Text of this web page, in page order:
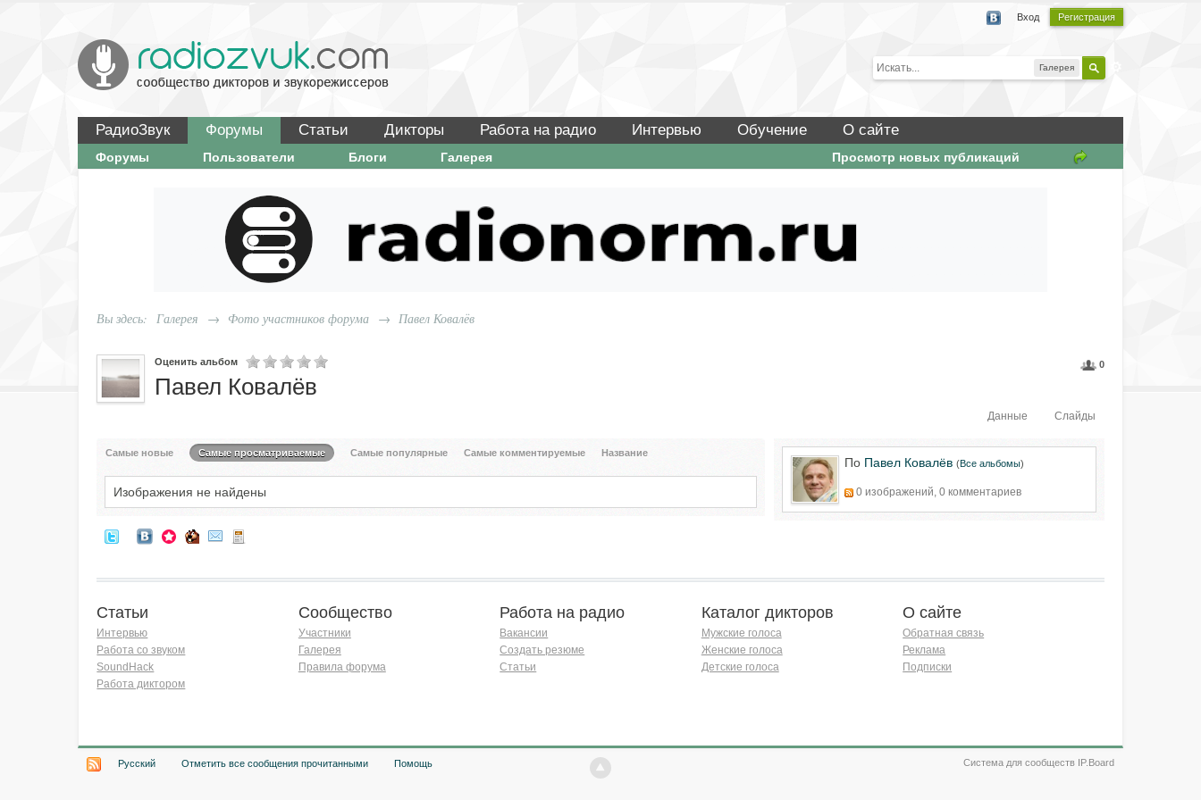
Вход Регистрация
Галерея
РадиоЗвук Форумы Статьи Дикторы Работа на радио Интервью Обучение О сайте
Просмотр новых публикаций
Форумы Пользователи Блоги Галерея
Вы здесь: Галерея → Фото участников форума → Павел Ковалёв
0
Оценить альбом
Павел Ковалёв
Слайды
Данные
По Павел Ковалёв (Все альбомы)
0 изображений, 0 комментариев
Самые новые Самые просматриваемые Самые популярные Самые комментируемые Название
Изображения не найдены
Статьи
Интервью
Работа со звуком
SoundHack
Работа диктором
Сообщество
Участники
Галерея
Правила форума
Работа на радио
Вакансии
Создать резюме
Статьи
Каталог дикторов
Мужские голоса
Женские голоса
Детские голоса
О сайте
Обратная связь
Реклама
Подписки
Русский Отметить все сообщения прочитанными Помощь Система для сообществ IP.Board